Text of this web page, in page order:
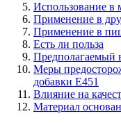
Использование в
Применение в
Применение в
Есть ли польза
Предполагаемый
Меры
добавки Е451
Влияние на
Материал